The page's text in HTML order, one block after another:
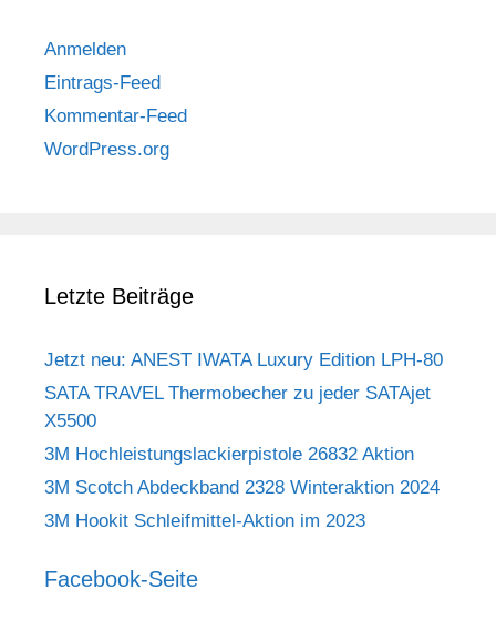
Anmelden
Eintrags-Feed
Kommentar-Feed
WordPress.org
Letzte Beiträge
Jetzt neu: ANEST IWATA Luxury Edition LPH-80
SATA TRAVEL Thermobecher zu jeder SATAjet
X5500
3M Hochleistungslackierpistole 26832 Aktion
3M Scotch Abdeckband 2328 Winteraktion 2024
3M Hookit Schleifmittel-Aktion im 2023
Facebook-Seite